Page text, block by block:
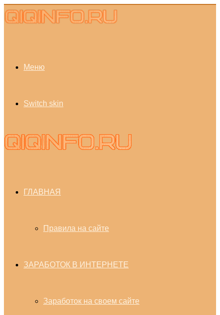
Меню
Switch skin
ГЛАВНАЯ
Правила на сайте
ЗАРАБОТОК В ИНТЕРНЕТЕ
Заработок на своем сайте